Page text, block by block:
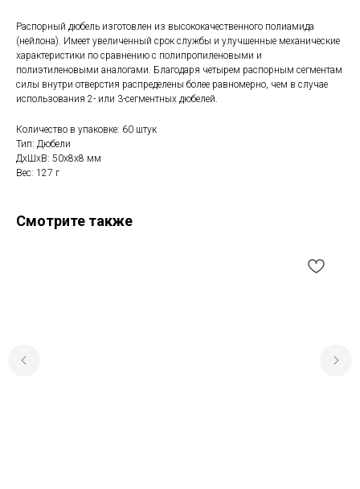
Распорный дюбель изготовлен из высококачественного полиамида
(нейлона). Имеет увеличенный срок службы и улучшенные механические
характеристики по сравнению с полипропиленовыми и
полиэтиленовыми аналогами. Благодаря четырем распорным сегментам
силы внутри отверстия распределены более равномерно, чем в случае
использования 2- или 3-сегментных дюбелей.
Количество в упаковке: 60 штук
Тип: Дюбели
ДxШxВ: 50x8x8 мм
Вес: 127 г
Смотрите также